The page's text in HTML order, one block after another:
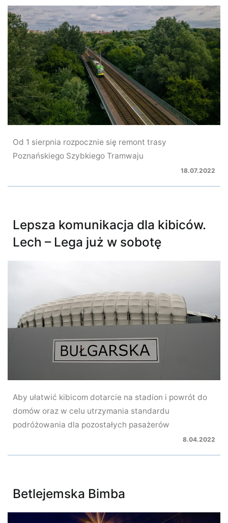
Od 1 sierpnia rozpocznie się remont trasy
Poznańskiego Szybkiego Tramwaju
18.07.2022
Lepsza komunikacja dla kibiców.
Lech – Lega już w sobotę
Aby ułatwić kibicom dotarcie na stadion i powrót do
domów oraz w celu utrzymania standardu
podróżowania dla pozostałych pasażerów
8.04.2022
Betlejemska Bimba